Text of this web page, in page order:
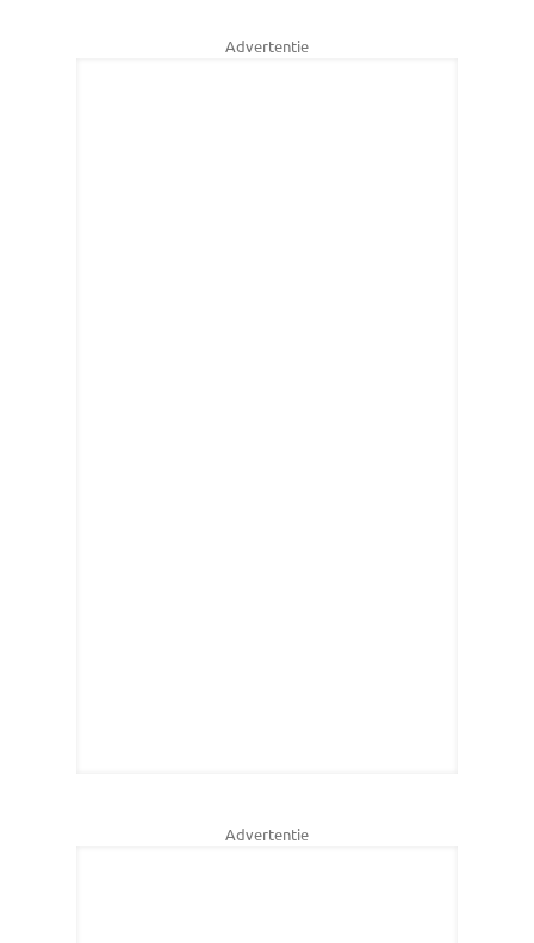
Advertentie
Advertentie